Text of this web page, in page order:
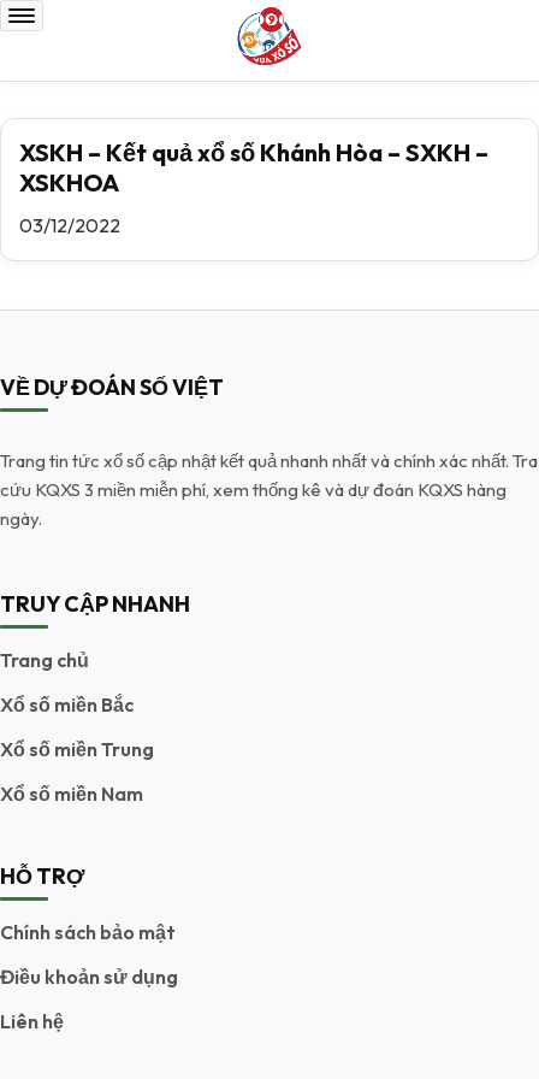
XSKH – Kết quả xổ số Khánh Hòa – SXKH –
XSKHOA
03/12/2022
VỀ DỰ ĐOÁN SỐ VIỆT
Trang tin tức xổ số cập nhật kết quả nhanh nhất và chính xác nhất. Tra
cứu KQXS 3 miền miễn phí, xem thống kê và dự đoán KQXS hàng
ngày.
TRUY CẬP NHANH
Trang chủ
Xổ số miền Bắc
Xổ số miền Trung
Xổ số miền Nam
HỖ TRỢ
Chính sách bảo mật
Điều khoản sử dụng
Liên hệ